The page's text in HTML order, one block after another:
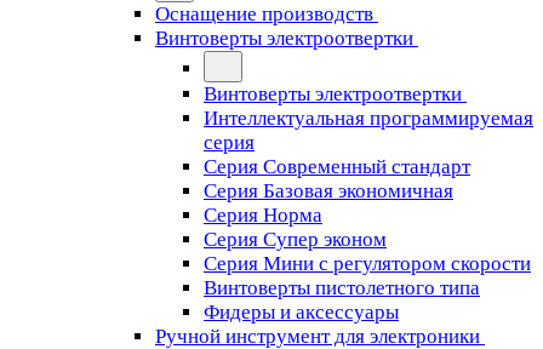
Оснащение производств
Винтоверты электроотвертки
Винтоверты электроотвертки
Интеллектуальная программируемая
серия
Серия Современный стандарт
Серия Базовая экономичная
Серия Норма
Серия Cупер эконом
Серия Мини с регулятором скорости
Винтоверты пистолетного типа
Фидеры и аксессуары
Ручной инструмент для электроники